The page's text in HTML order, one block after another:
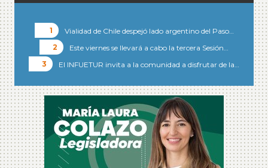
Vialidad de Chile despejó lado argentino del Paso…
Este viernes se llevará a cabo la tercera Sesión…
El INFUETUR invita a la comunidad a disfrutar de la…